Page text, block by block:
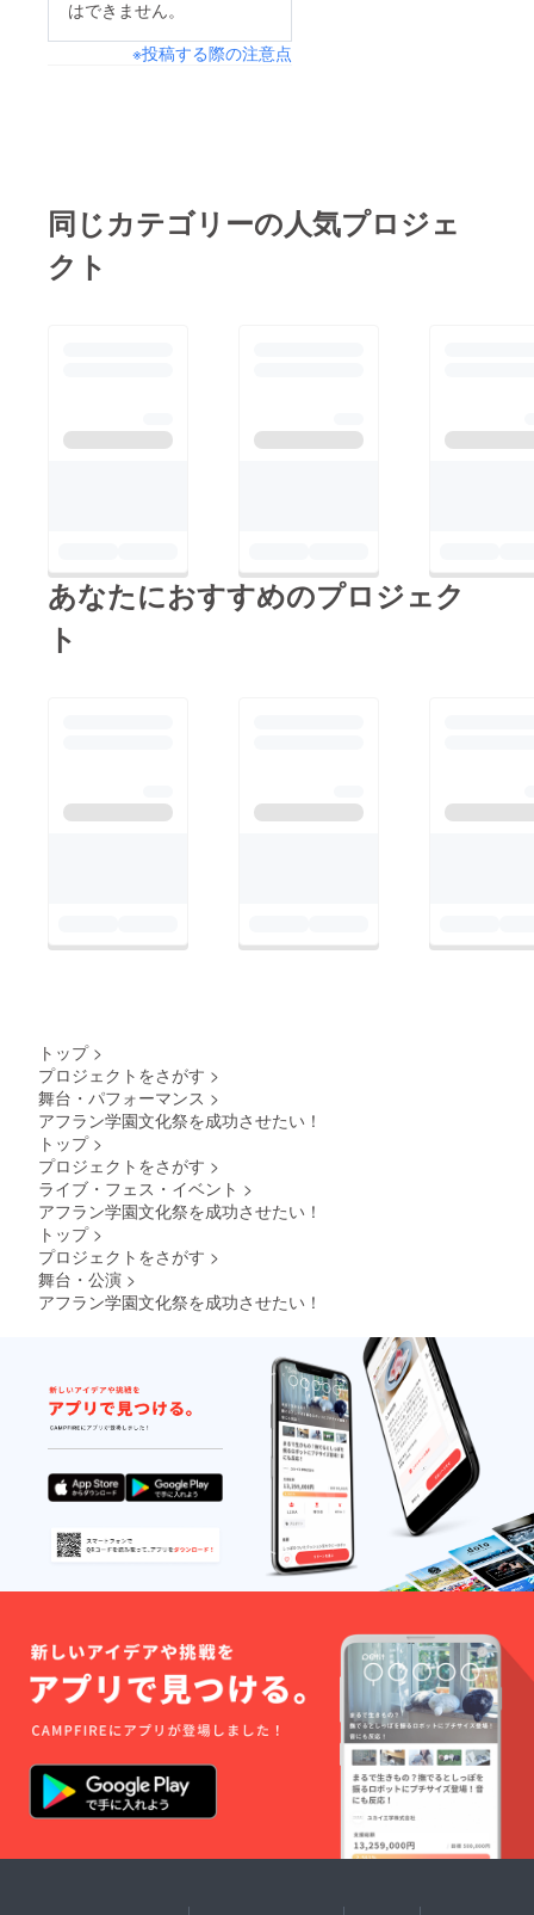
はできません。
※投稿する際の注意点
同じカテゴリーの人気プロジェ
クト
あなたにおすすめのプロジェク
ト
トップ >
プロジェクトをさがす >
舞台・パフォーマンス >
アフラン学園文化祭を成功させたい！
トップ >
プロジェクトをさがす >
ライブ・フェス・イベント >
アフラン学園文化祭を成功させたい！
トップ >
プロジェクトをさがす >
舞台・公演 >
アフラン学園文化祭を成功させたい！